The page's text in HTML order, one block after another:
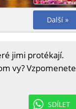
Další »
jimi protékají.
vy? Vzpomenete
SDÍLET